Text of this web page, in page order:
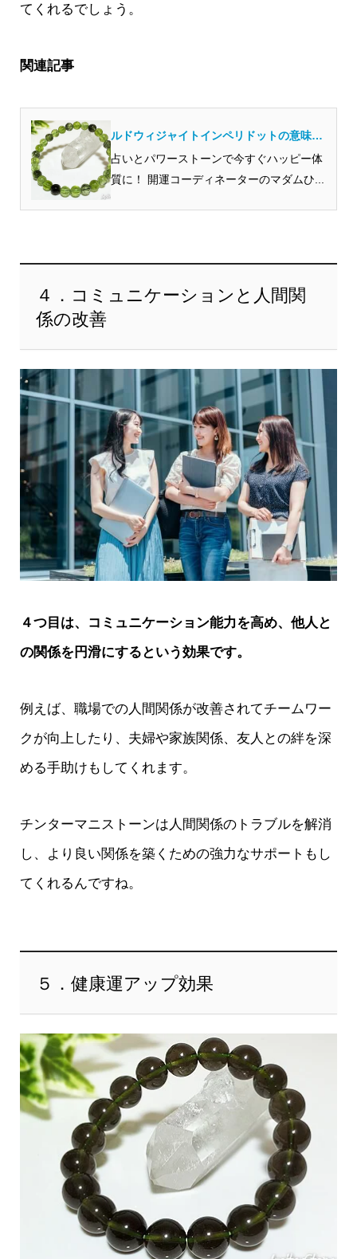
てくれるでしょう。
関連記事
ルドウィジャイトインペリドットの意味と
効果！体験談も紹介
占いとパワーストーンで今すぐハッピー体
質に！ 開運コーディネーターのマダムひ...
４．コミュニケーションと人間関
係の改善
４つ目は、コミュニケーション能力を高め、他人と
の関係を円滑にするという効果です。
例えば、職場での人間関係が改善されてチームワー
クが向上したり、夫婦や家族関係、友人との絆を深
める手助けもしてくれます。
チンターマニストーンは人間関係のトラブルを解消
し、より良い関係を築くための強力なサポートもし
てくれるんですね。
５．健康運アップ効果